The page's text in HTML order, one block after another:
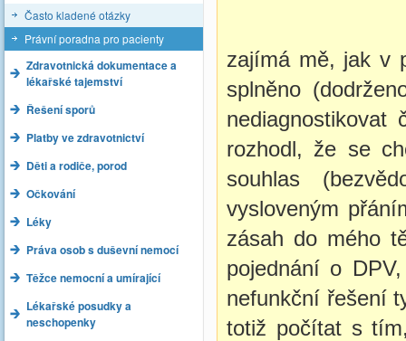
Často kladené otázky
Právní poradna pro pacienty
Zdravotnická dokumentace a
lékařské tajemství
Řešení sporů
Platby ve zdravotnictví
Děti a rodiče, porod
Očkování
Léky
Práva osob s duševní nemocí
Těžce nemocní a umírající
Lékařské posudky a
neschopenky
zajímá mě, jak v
splněno
rozhodl, že se
souhlas
vysloveným
zásah do mého
pojednání o
nefunkční řešení
totiž počítat s